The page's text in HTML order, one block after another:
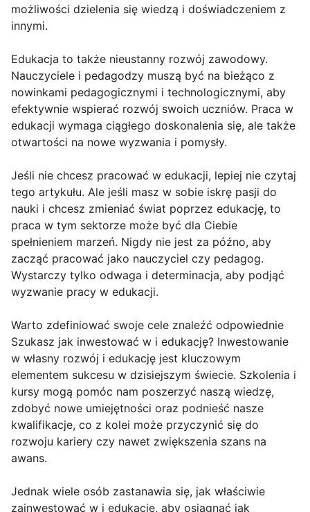
możliwości dzielenia się wiedzą i doświadczeniem z
innymi.
Edukacja to także nieustanny rozwój zawodowy.
Nauczyciele i pedagodzy muszą być na bieżąco z
nowinkami pedagogicznymi i technologicznymi, aby
efektywnie wspierać rozwój swoich uczniów. Praca w
edukacji wymaga ciągłego doskonalenia się, ale także
otwartości na nowe wyzwania i pomysły.
Jeśli nie chcesz pracować w edukacji, lepiej nie czytaj
tego artykułu. Ale jeśli masz w sobie iskrę pasji do
nauki i chcesz zmieniać świat poprzez edukację, to
praca w tym sektorze może być dla Ciebie
spełnieniem marzeń. Nigdy nie jest za późno, aby
zacząć pracować jako nauczyciel czy pedagog.
Wystarczy tylko odwaga i determinacja, aby podjąć
wyzwanie pracy w edukacji.
Warto zdefiniować swoje cele znaleźć odpowiednie
Szukasz jak inwestować w i edukację? Inwestowanie
w własny rozwój i edukację jest kluczowym
elementem sukcesu w dzisiejszym świecie. Szkolenia i
kursy mogą pomóc nam poszerzyć naszą wiedzę,
zdobyć nowe umiejętności oraz podnieść nasze
kwalifikacje, co z kolei może przyczynić się do
rozwoju kariery czy nawet zwiększenia szans na
awans.
Jednak wiele osób zastanawia się, jak właściwie
zainwestować w i edukację, aby osiągnąć jak